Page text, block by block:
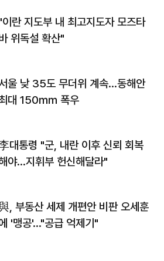
란 지도부 내 최고지도자 모즈타
위독설 확산"
울 낮 35도 무더위 계속…동해안
대 150㎜ 폭우
대통령 "군, 내란 이후 신뢰 회복
야…지휘부 헌신해달라"
, 부동산 세제 개편안 비판 오세훈
'맹공'…"공급 억제기"